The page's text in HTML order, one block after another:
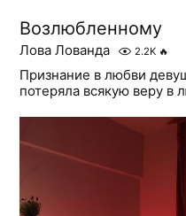
Возлюбленному
Лова Лованда 2.2K 🔥
Признание в любви
потеряла всякую веру в